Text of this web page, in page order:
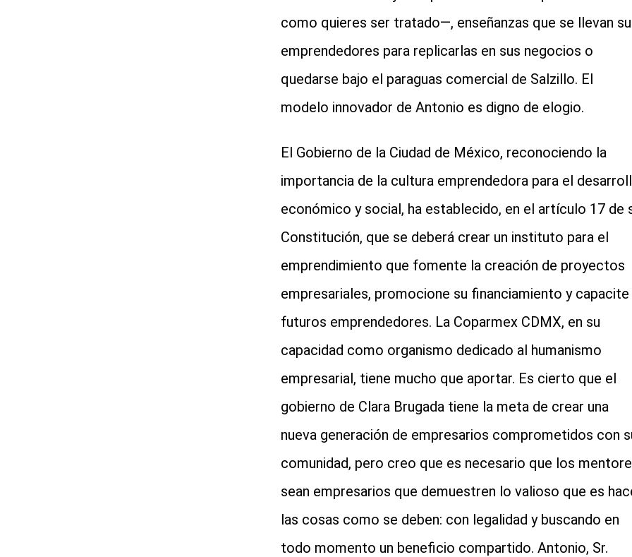
como quieres ser tratado—, enseñanzas que se llevan
emprendedores para replicarlas en sus negocios o
quedarse bajo el paraguas comercial de Salzillo. El
modelo innovador de Antonio es digno de elogio.
El Gobierno de la Ciudad de México, reconociendo la
importancia de la cultura emprendedora para el
económico y social, ha establecido, en el artículo 17 de
Constitución, que se deberá crear un instituto para el
emprendimiento que fomente la creación de proyectos
empresariales, promocione su financiamiento y capacite
futuros emprendedores. La Coparmex CDMX, en su
capacidad como organismo dedicado al humanismo
empresarial, tiene mucho que aportar. Es cierto que el
gobierno de Clara Brugada tiene la meta de crear una
nueva generación de empresarios comprometidos con
comunidad, pero creo que es necesario que los
sean empresarios que demuestren lo valioso que es
las cosas como se deben: con legalidad y buscando en
todo momento un beneficio compartido. Antonio, Sr.